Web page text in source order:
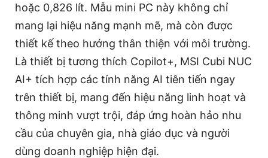
hoặc 0,826 lít. Mẫu mini PC này không chỉ
mang lại hiệu năng mạnh mẽ, mà còn được
thiết kế theo hướng thân thiện với môi trường.
Là thiết bị tương thích Copilot+, MSI Cubi NUC
AI+ tích hợp các tính năng AI tiên tiến ngay
trên thiết bị, mang đến hiệu năng linh hoạt và
thông minh vượt trội, đáp ứng hoàn hảo nhu
cầu của chuyên gia, nhà giáo dục và người
dùng doanh nghiệp hiện đại.